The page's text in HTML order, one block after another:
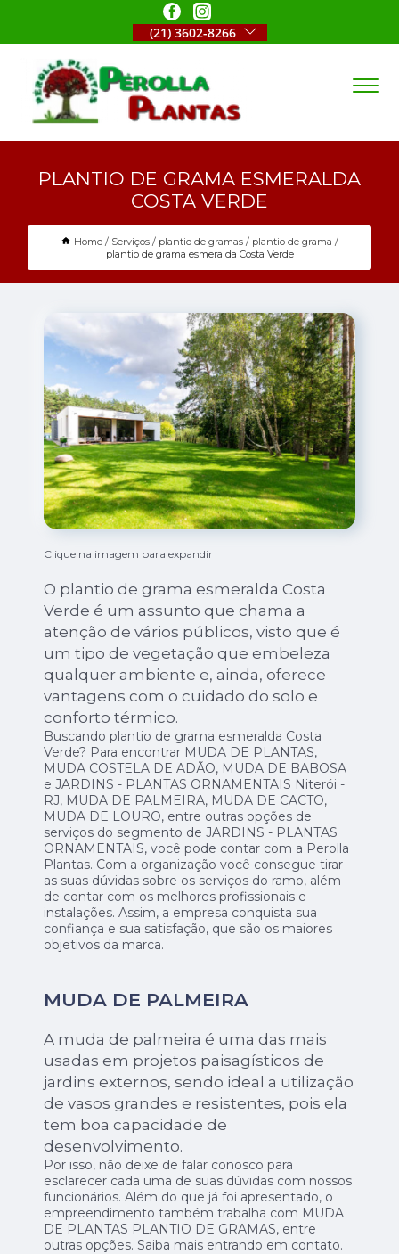
(21) 3602-8266
PLANTIO DE GRAMA ESMERALDA
COSTA VERDE
Home Serviços plantio de gramas
plantio de grama
plantio de grama esmeralda Costa Verde
Clique na imagem para expandir
O plantio de grama esmeralda Costa
Verde é um assunto que chama a
atenção de vários públicos, visto que é
um tipo de vegetação que embeleza
qualquer ambiente e, ainda, oferece
vantagens com o cuidado do solo e
conforto térmico.
Buscando plantio de grama esmeralda Costa
Verde? Para encontrar MUDA DE PLANTAS,
MUDA COSTELA DE ADÃO, MUDA DE BABOSA
e JARDINS - PLANTAS ORNAMENTAIS Niterói -
RJ, MUDA DE PALMEIRA, MUDA DE CACTO,
MUDA DE LOURO, entre outras opções de
serviços do segmento de JARDINS - PLANTAS
ORNAMENTAIS, você pode contar com a Perolla
Plantas. Com a organização você consegue tirar
as suas dúvidas sobre os serviços do ramo, além
de contar com os melhores profissionais e
instalações. Assim, a empresa conquista sua
confiança e sua satisfação, que são os maiores
objetivos da marca.
MUDA DE PALMEIRA
A muda de palmeira é uma das mais
usadas em projetos paisagísticos de
jardins externos, sendo ideal a utilização
de vasos grandes e resistentes, pois ela
tem boa capacidade de
desenvolvimento.
Por isso, não deixe de falar conosco para
esclarecer cada uma de suas dúvidas com nossos
funcionários. Além do que já foi apresentado, o
empreendimento também trabalha com MUDA
DE PLANTAS PLANTIO DE GRAMAS, entre
outras opções. Saiba mais entrando em contato.